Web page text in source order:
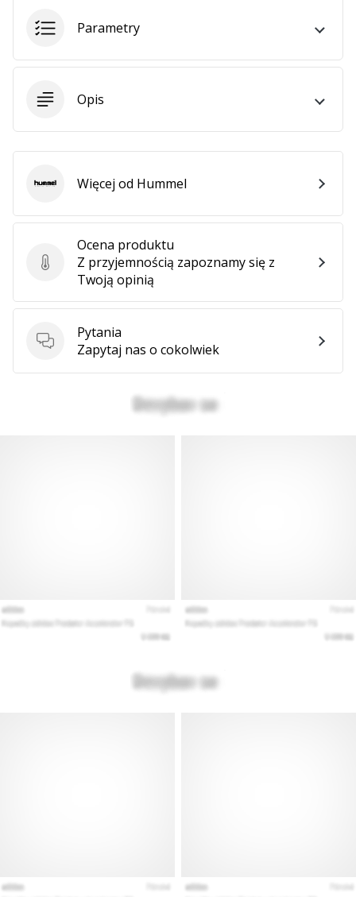
wszystkieParametry
Opis
Ocena produktu
Ocena produktu
Z przyjemnością zapoznamy się z
Twoją opinią
Pytania
Pytania
Zapytaj nas o cokolwiek
HummelWięcej od Hummel